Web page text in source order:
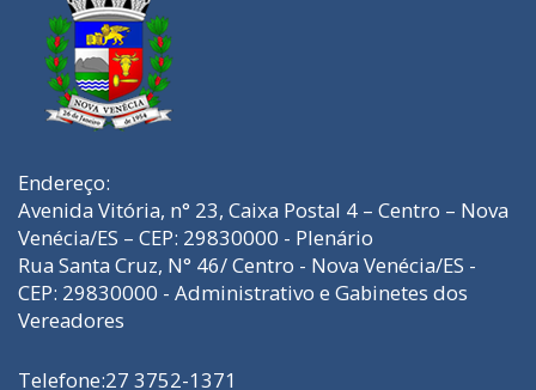
Endereço:
Avenida Vitória, n° 23, Caixa Postal 4 – Centro – Nova
Venécia/ES – CEP: 29830000 - Plenário
Rua Santa Cruz, N° 46/ Centro - Nova Venécia/ES -
CEP: 29830000 - Administrativo e Gabinetes dos
Vereadores
Telefone:27 3752-1371